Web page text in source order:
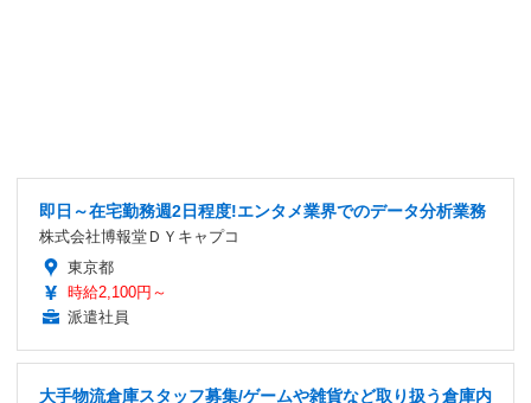
即日～在宅勤務週2日程度!エンタメ業界でのデータ分析業務
株式会社博報堂ＤＹキャプコ
東京都
時給2,100円～
派遣社員
大手物流倉庫スタッフ募集/ゲームや雑貨など取り扱う倉庫内